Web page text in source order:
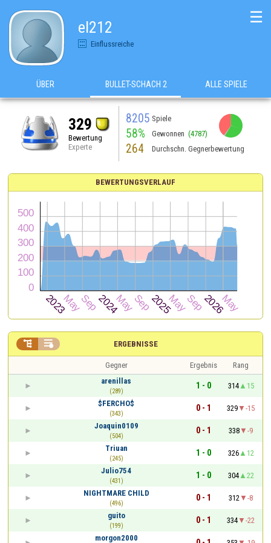
el212
Einflussreiche
☰
ÜBER BULLET-SCHACH 2 ALLE SPIELE
329
Bewertung
Experte
8205 Spiele
58% Gewonnen (4787)
264 Durchschn. Gegnerbewertung
BEWERTUNGSVERLAUF
ERGEBNISSE
 
Gegner Ergebnis
Rang
arenillas
(289)
1 - 0 314
15
$FERCHO$
(343)
0 - 1 329
-15
Joaquin0109
(504)
0 - 1 338
-9
Triuan
(245)
1 - 0 326
12
Julio754
(431)
1 - 0 304
22
NIGHTMARE CHILD
(496)
0 - 1 312
-8
guito
(199)
0 - 1 334
-22
morgon2000